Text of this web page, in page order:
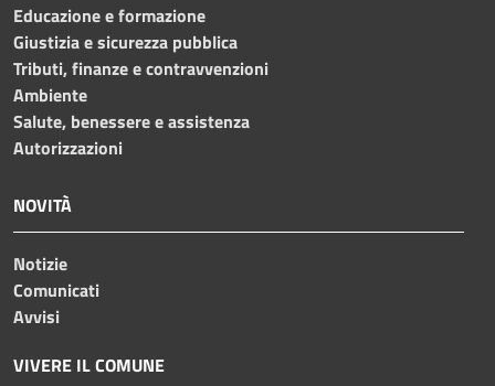
Educazione e formazione
Giustizia e sicurezza pubblica
Tributi, finanze e contravvenzioni
Ambiente
Salute, benessere e assistenza
Autorizzazioni
NOVITÀ
Notizie
Comunicati
Avvisi
VIVERE IL COMUNE